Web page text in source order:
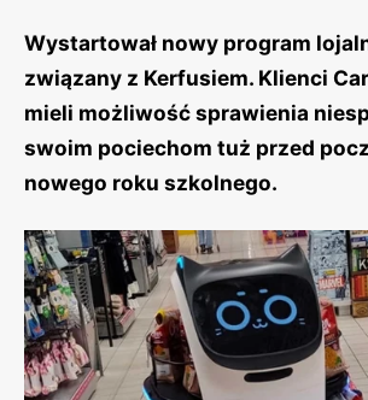
Wystartował nowy program
związany z Kerfusiem. Klienci
mieli możliwość sprawienia
swoim pociechom tuż przed
nowego roku szkolnego.